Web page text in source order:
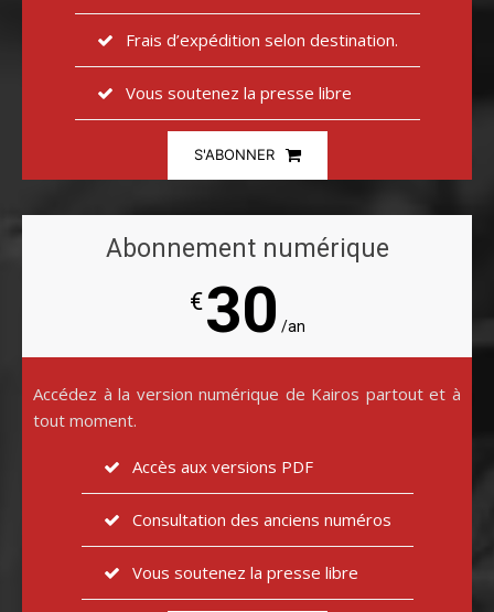
Frais d’expédition selon destination.
Vous soutenez la presse libre
S'ABONNER
Abonnement numérique
€30 /an
Accédez à la version numérique de Kairos partout et à
tout moment.
Accès aux versions PDF
Consultation des anciens numéros
Vous soutenez la presse libre